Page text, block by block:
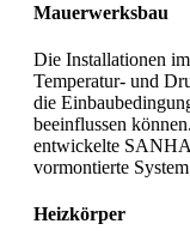
Mauerwerksbau
Die Installationen
Temperatur- und
die
beeinflussen
entwickelte
vormontierte
Heizkörper